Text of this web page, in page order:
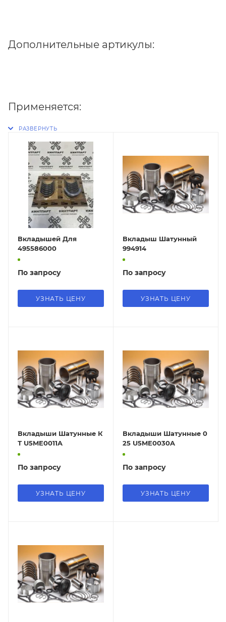
Дополнительные артикулы:
Применяется:
Вкладышей Для
495586000
По запросу
УЗНАТЬ ЦЕНУ
Вкладыш Шатунный
994914
По запросу
УЗНАТЬ ЦЕНУ
Вкладыши Шатунные К
Т U5ME0011A
По запросу
УЗНАТЬ ЦЕНУ
Вкладыши Шатунные 0
25 U5ME0030A
По запросу
УЗНАТЬ ЦЕНУ